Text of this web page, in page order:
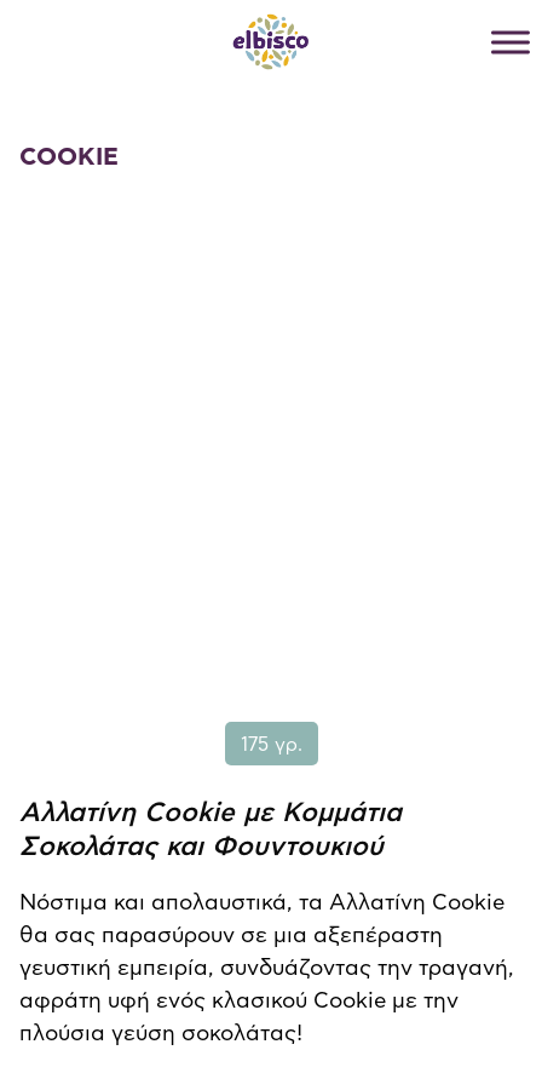
Αλλατίνη Cookie με Κομμάτια
Σοκολάτας και Φουντουκιού
Νόστιμα και απολαυστικά, τα Αλλατίνη Cookie
θα σας παρασύρουν σε μια αξεπέραστη
γευστική εμπειρία, συνδυάζοντας την τραγανή,
αφράτη υφή ενός κλασικού Cookie με την
πλούσια γεύση σοκολάτας!
COOKIE
175 γρ.